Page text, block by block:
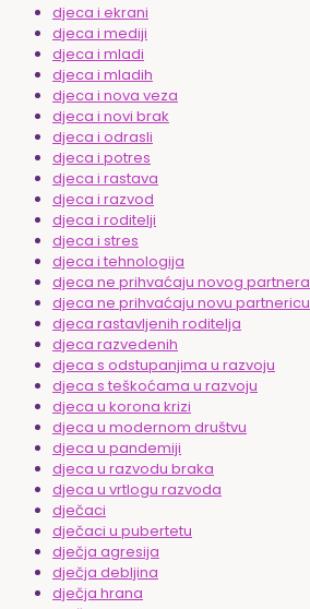
djeca i ekrani
djeca i mediji
djeca i mladi
djeca i mladih
djeca i nova veza
djeca i novi brak
djeca i odrasli
djeca i potres
djeca i rastava
djeca i razvod
djeca i roditelji
djeca i stres
djeca i tehnologija
djeca ne prihvaćaju novog partnera
djeca ne prihvaćaju novu partnericu
djeca rastavljenih roditelja
djeca razvedenih
djeca s odstupanjima u razvoju
djeca s teškoćama u razvoju
djeca u korona krizi
djeca u modernom društvu
djeca u pandemiji
djeca u razvodu braka
djeca u vrtlogu razvoda
dječaci
dječaci u pubertetu
dječja agresija
dječja debljina
dječja hrana